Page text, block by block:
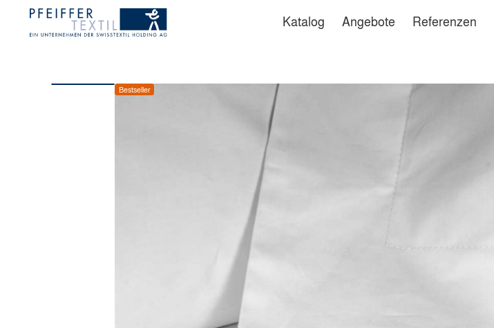
Katalog Angebote Referenzen
Bestseller